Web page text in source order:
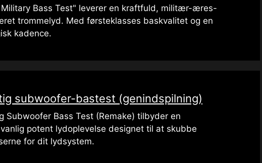
Military Bass Test" leverer en kraftfuld, militær-æres-
trommelyd. Med førsteklasses baskvalitet og en
kadence.
subwoofer-bastest (genindspilning)
Subwoofer Bass Test (Remake) tilbyder en
potent lydoplevelse designet til at skubbe
for dit lydsystem.